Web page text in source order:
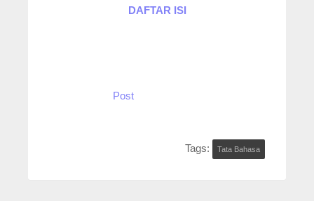
DAFTAR ISI
Post
Tags: Tata Bahasa